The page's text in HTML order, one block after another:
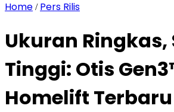
Home / Pers Rilis
Ukuran
Tinggi: Otis
Homelift